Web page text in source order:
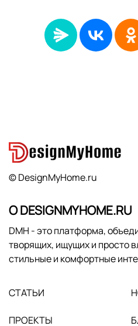
© DesignMyHome.ru
О DESIGNMYHOME.RU
DMH - это платформа,
творящих, ищущих и просто
стильные и комфортные
СТАТЬИ
ПРОЕКТЫ